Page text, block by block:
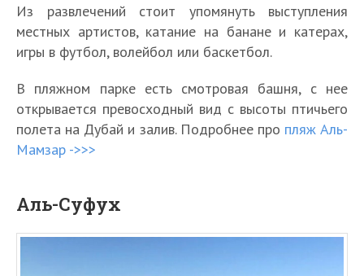
Из развлечений стоит упомянуть выступления
местных артистов, катание на банане и катерах,
игры в футбол, волейбол или баскетбол.
В пляжном парке есть смотровая башня, с нее
открывается превосходный вид с высоты птичьего
полета на Дубай и залив. Подробнее про пляж Аль-
Мамзар ->>>
Аль-Суфух